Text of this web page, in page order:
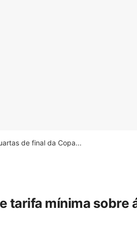
de final da Copa...
tarifa mínima sobre